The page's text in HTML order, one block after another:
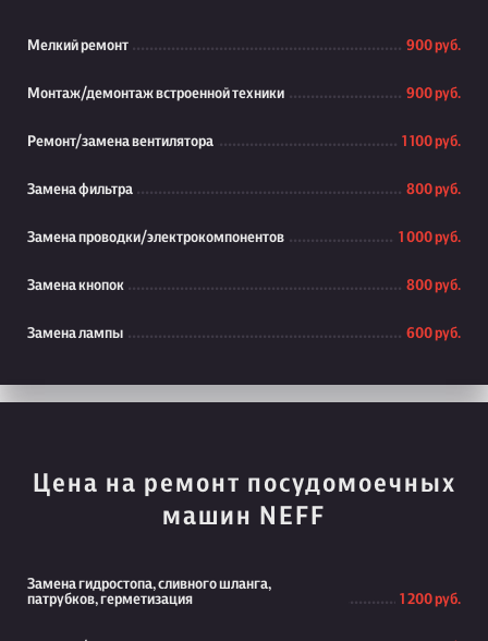
Мелкий ремонт 900 руб.
Монтаж/демонтаж встроенной техники 900 руб.
Ремонт/замена вентилятора 1 100 руб.
Замена фильтра 800 руб.
Замена проводки/электрокомпонентов 1 000 руб.
Замена кнопок 800 руб.
Замена лампы 600 руб.
Цена на ремонт посудомоечных
машин NEFF
Замена гидростопа, сливного шланга,
патрубков, герметизация
1 200 руб.